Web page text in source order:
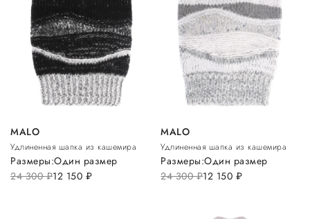
MALO
Удлиненная шапка из кашемира
24 300руб.12 150 руб.
Размеры:Один размер
MALO
Удлиненная шапка из кашемира
24 300руб.12 150 руб.
Размеры:Один размер